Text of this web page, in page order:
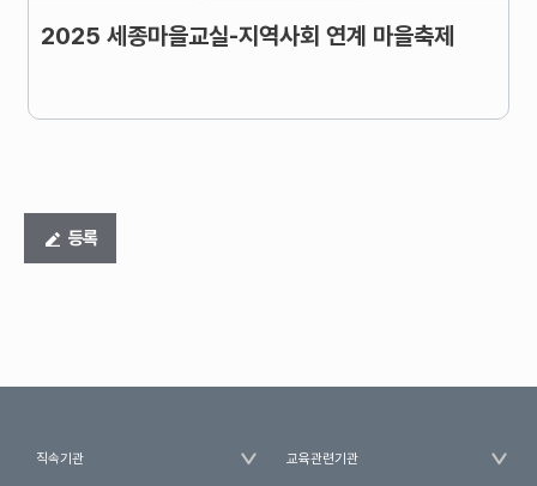
2025 세종마을교실-지역사회 연계 마을축제
등록